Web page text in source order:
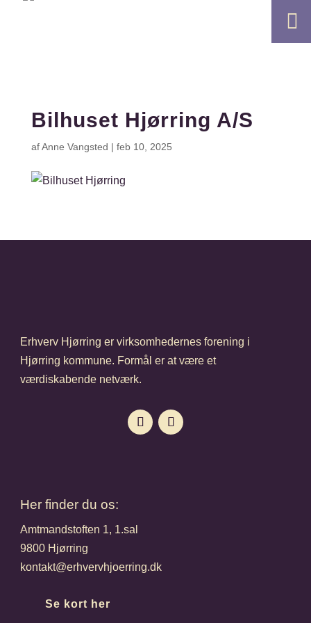

Bilhuset Hjørring A/S
afAnne Vangsted | feb 10, 2025
Erhverv Hjørring er virksomhedernes forening i
Hjørring kommune. Formål er at være et
værdiskabende netværk.
Her finder du os:
Amtmandstoften 1, 1.sal
9800 Hjørring
kontakt@erhvervhjoerring.dk
Se kort her